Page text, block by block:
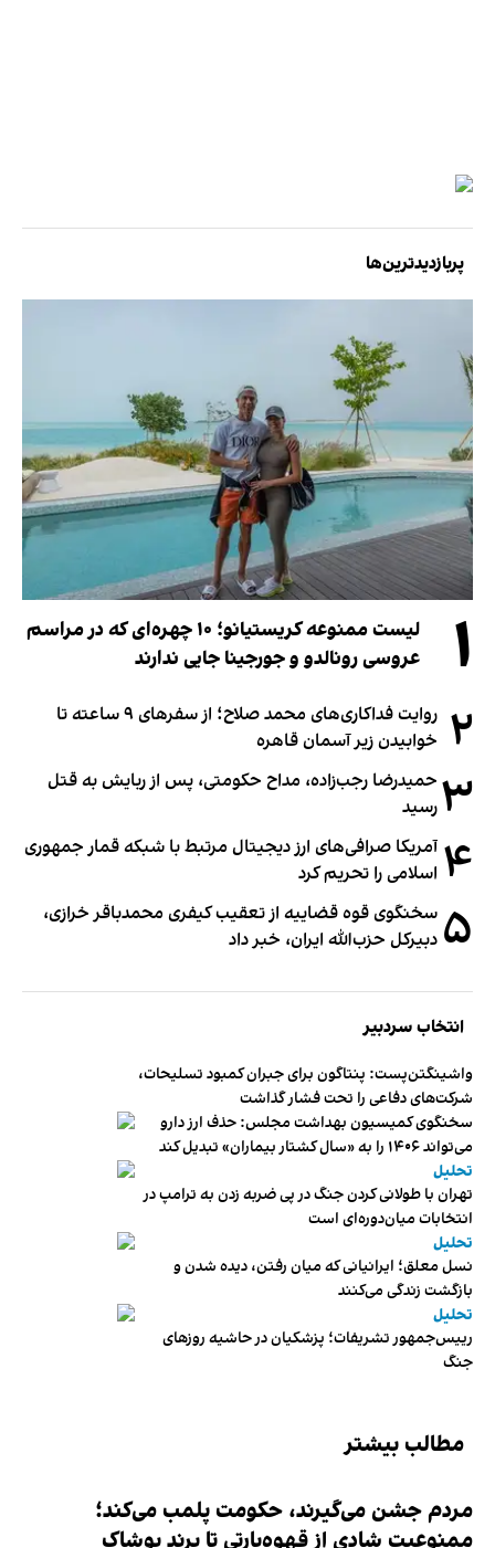
پربازدیدترین‌ها
۱
لیست ممنوعه کریستیانو؛ ۱۰ چهره‌ای که در مراسم
عروسی رونالدو و جورجینا جایی ندارند
۲
روایت فداکاری‌های محمد صلاح؛ از سفرهای ۹ ساعته تا
خوابیدن زیر آسمان قاهره
۳ حمیدرضا رجب‌زاده، مداح حکومتی، پس از ربایش به قتل
رسید
۴ آمریکا صرافی‌های ارز دیجیتال مرتبط با شبکه قمار جمهوری
اسلامی را تحریم کرد
۵ سخنگوی قوه قضاییه از تعقیب کیفری محمدباقر خرازی،
دبیر‌کل حزب‌الله ایران، خبر داد
انتخاب سردبیر
واشینگتن‌پست: پنتاگون برای جبران کمبود تسلیحات،
شرکت‌های دفاعی را تحت فشار گذاشت
سخنگوی کمیسیون بهداشت مجلس: حذف ارز دارو
می‌تواند ۱۴۰۶ را به «سال کشتار بیماران» تبدیل کند
تحلیل
تهران با طولانی کردن جنگ در پی ضربه زدن به ترامپ در
انتخابات میان‌دوره‌ای است
تحلیل
نسل معلق؛ ایرانیانی که میان رفتن، دیده شدن و
بازگشت زندگی می‌کنند
تحلیل
رییس‌جمهور تشریفات؛ پزشکیان در حاشیه روزهای
جنگ
مطالب بیشتر
مردم جشن می‌گیرند، حکومت پلمب می‌کند؛
ممنوعیت شادی از قهوه‌پارتی تا برند پوشاک